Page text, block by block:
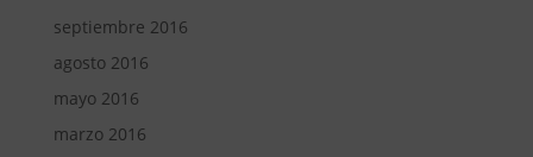
septiembre 2016
agosto 2016
mayo 2016
marzo 2016